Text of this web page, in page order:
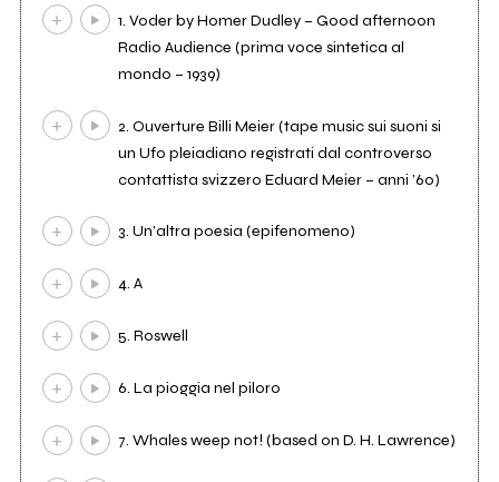
1. Voder by Homer Dudley – Good afternoon
Radio Audience (prima voce sintetica al
mondo – 1939)
2. Ouverture Billi Meier (tape music sui suoni si
un Ufo pleiadiano registrati dal controverso
contattista svizzero Eduard Meier – anni ’60)
3. Un’altra poesia (epifenomeno)
4. A
5. Roswell
6. La pioggia nel piloro
7. Whales weep not! (based on D. H. Lawrence)